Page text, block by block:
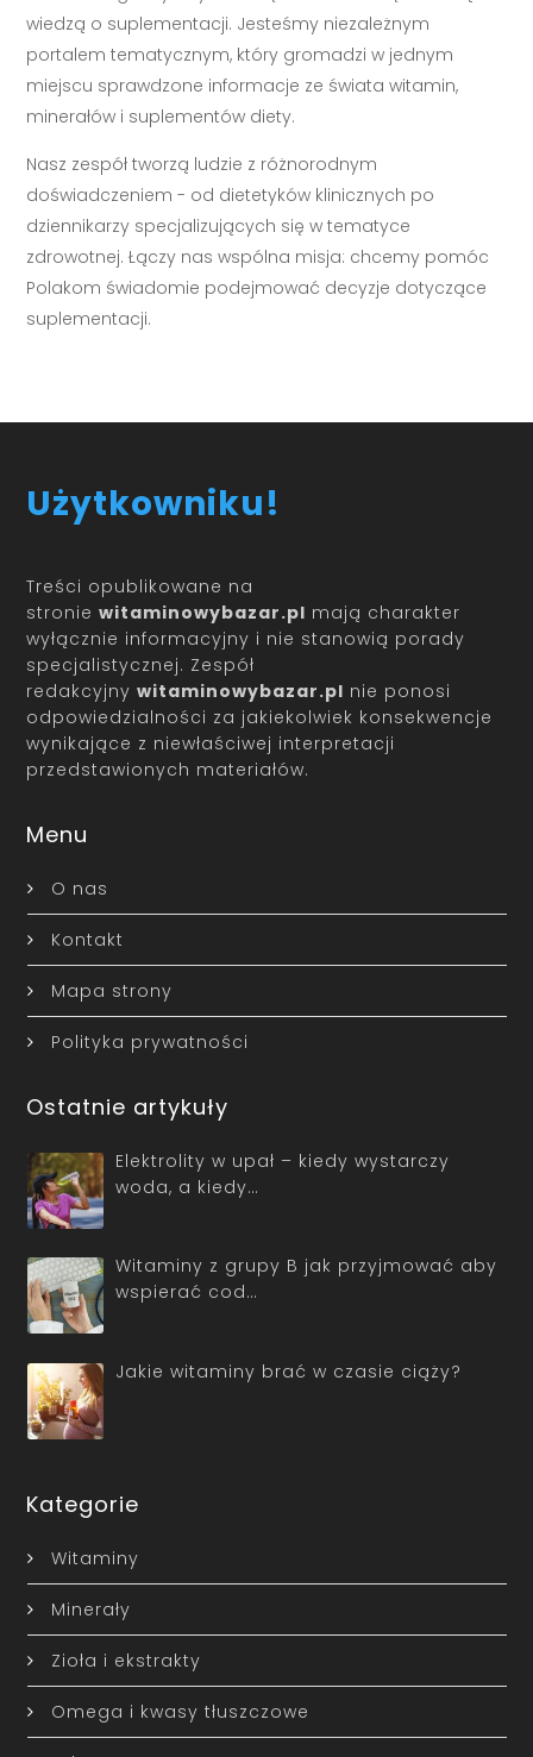
wiedzą o suplementacji. Jesteśmy niezależnym
portalem tematycznym, który gromadzi w jednym
miejscu sprawdzone informacje ze świata witamin,
minerałów i suplementów diety.
Nasz zespół tworzą ludzie z różnorodnym
doświadczeniem - od dietetyków klinicznych po
dziennikarzy specjalizujących się w tematyce
zdrowotnej. Łączy nas wspólna misja: chcemy pomóc
Polakom świadomie podejmować decyzje dotyczące
suplementacji.
Użytkowniku!
Treści opublikowane na
stroniewitaminowybazar.pl mają charakter
wyłącznie informacyjny i nie stanowią porady
specjalistycznej. Zespół
redakcyjnywitaminowybazar.pl nie ponosi
odpowiedzialności za jakiekolwiek konsekwencje
wynikające z niewłaściwej interpretacji
przedstawionych materiałów.
Menu
O nas
Kontakt
Mapa strony
Polityka prywatności
Ostatnie artykuły
Elektrolity w upał – kiedy wystarczy
woda, a kiedy…
Witaminy z grupy B jak przyjmować aby
wspierać cod…
Jakie witaminy brać w czasie ciąży?
Kategorie
Witaminy
Minerały
Zioła i ekstrakty
Omega i kwasy tłuszczowe